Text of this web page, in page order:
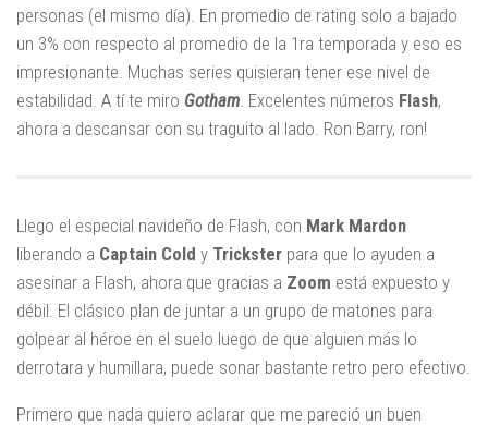
personas (el mismo día). En promedio de rating solo a bajado
un 3% con respecto al promedio de la 1ra temporada y eso es
impresionante. Muchas series quisieran tener ese nivel de
estabilidad. A tí te miro Gotham. Excelentes números Flash,
ahora a descansar con su traguito al lado. Ron Barry, ron!
Llego el especial navideño de Flash, con Mark Mardon
liberando a Captain Cold y Trickster para que lo ayuden a
asesinar a Flash, ahora que gracias a Zoom está expuesto y
débil. El clásico plan de juntar a un grupo de matones para
golpear al héroe en el suelo luego de que alguien más lo
derrotara y humillara, puede sonar bastante retro pero efectivo.
Primero que nada quiero aclarar que me pareció un buen